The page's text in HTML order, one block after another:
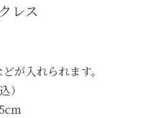
レス
が入れられます。
）